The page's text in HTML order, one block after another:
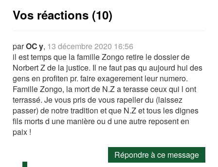
Vos réactions (10)
parOC y, 13 décembre 2020 16:56
il est temps que la famille Zongo retire le dossier de
Norbert Z de la justice. Il ne faut pas qu aujourd hui des
gens en profiten pr. faire exagerement leur numero.
Famille Zongo, la mort de N.Z a terasse ceux qui l ont
terrassé. Je vous pris de vous rapeller du (laissez
passer) de notre tradition et que N.Z et tous les dignes
fils morts d une manière ou d une autre reposent en
paix !
Répondre à ce message